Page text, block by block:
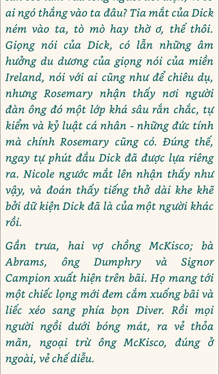
ai ngó thắng vào ta đâu? Tia mắt của Dick
ném vào ta, tò mò hay thờ ơ, thế thôi.
Giọng nói của Dick, có lẫn những âm
hưởng du dương của giọng nói của miền
Ireland, nói với ai cũng như để chiêu dụ,
nhưng Rosemary nhận thấy nơi người
đàn ông đó một lớp khá sâu rắn chắc, tự
kiểm và kỷ luật cá nhân - những đức tính
mà chính Rosemary cũng có. Đúng thế,
ngay tự phút đầu Dick đã được lựa riêng
ra. Nicole ngước mắt lên nhận thấy như
vậy, và đoán thấy tiếng thở dài khe khẽ
bởi dữ kiện Dick đã là của một người khác
rồi.
Gần trưa, hai vợ chồng McKisco; bà
Abrams, ông Dumphry và Signor
Campion xuất hiện trên bãi. Họ mang tới
một chiếc lọng mới đem cắm xuống bãi và
liếc xéo sang phía bọn Diver. Rồi mọi
người ngồi dưới bóng mát, ra vẻ thỏa
mãn, ngoại trừ ông McKisco, đúng ở
ngoài, vẻ chế diễu.